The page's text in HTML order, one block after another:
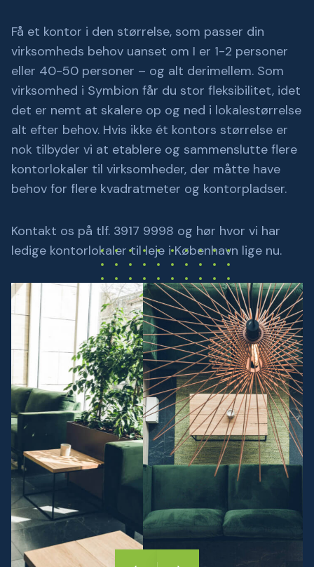
Få et kontor i den størrelse, som passer din
virksomheds behov uanset om I er 1-2 personer
eller 40-50 personer – og alt derimellem. Som
virksomhed i Symbion får du stor fleksibilitet, idet
det er nemt at skalere op og ned i lokalestørrelse
alt efter behov. Hvis ikke ét kontors størrelse er
nok tilbyder vi at etablere og sammenslutte flere
kontorlokaler til virksomheder, der måtte have
behov for flere kvadratmeter og kontorpladser.
Kontakt os på tlf. 3917 9998 og hør hvor vi har
ledige kontorlokaler til leje i København lige nu.